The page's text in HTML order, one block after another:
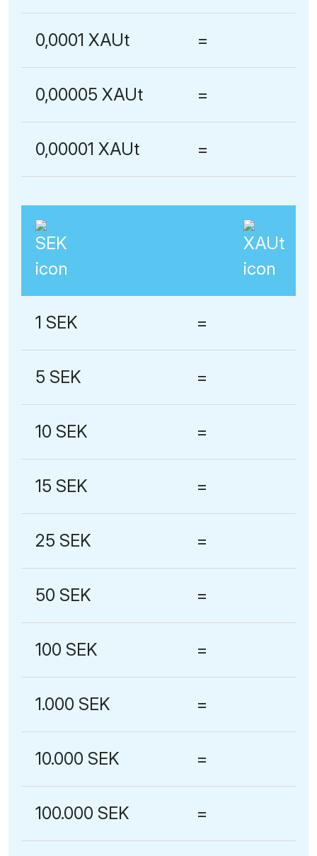
0,0001 XAUt =
0,00005 XAUt =
0,00001 XAUt =
1 SEK =
5 SEK =
10 SEK =
15 SEK =
25 SEK =
50 SEK =
100 SEK =
1.000 SEK =
10.000 SEK =
100.000 SEK =